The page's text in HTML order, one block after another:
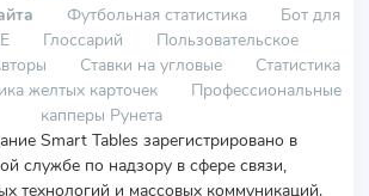
Футбольная статистика
Бот для
Глоссарий
Пользовательское
Ставки на угловые
Статистика
желтых карточек
Профессиональные
капперы Рунета
Smart Tables зарегистрировано в
службе по надзору в сфере связи,
технологий и массовых коммуникаций.